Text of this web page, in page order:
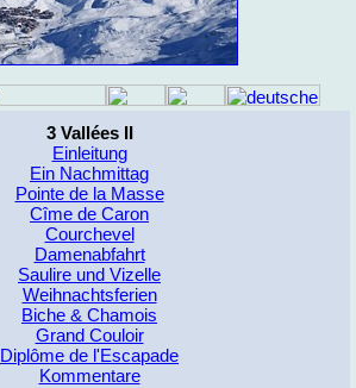
3 Vallées II
Einleitung
Ein Nachmittag
Pointe de la Masse
Cîme de Caron
Courchevel
Damenabfahrt
Saulire und Vizelle
Weihnachtsferien
Biche & Chamois
Grand Couloir
Diplôme de l'Escapade
Kommentare